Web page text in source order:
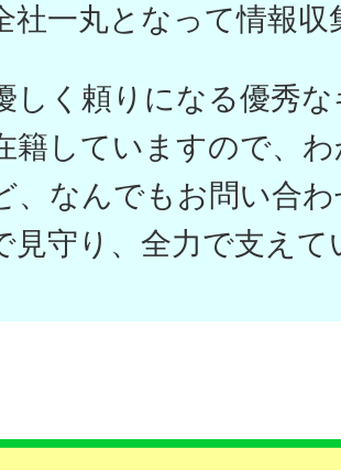
社一丸となって情報
しく頼りになる優秀
籍していますので、
、なんでもお問い合
見守り、全力で支え